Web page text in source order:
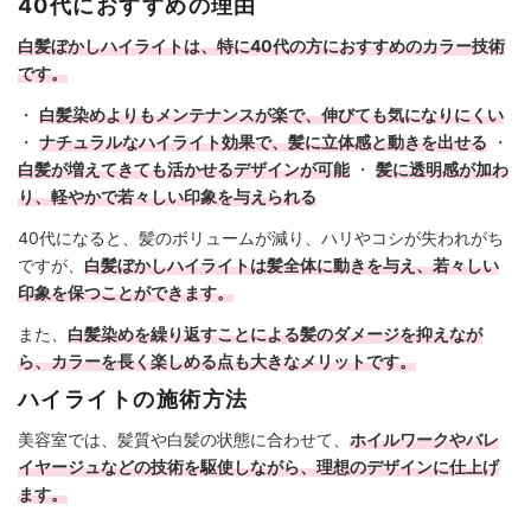
40代におすすめの理由
白髪ぼかしハイライトは、特に40代の方におすすめのカラー技術
です。
・ 白髪染めよりもメンテナンスが楽で、伸びても気になりにくい
・ ナチュラルなハイライト効果で、髪に立体感と動きを出せる ・
白髪が増えてきても活かせるデザインが可能・ 髪に透明感が加わ
り、軽やかで若々しい印象を与えられる
40代になると、髪のボリュームが減り、ハリやコシが失われがち
ですが、 白髪ぼかしハイライトは髪全体に動きを与え、若々しい
印象を保つことができます。
また、 白髪染めを繰り返すことによる髪のダメージを抑えなが
ら、カラーを長く楽しめる点も大きなメリットです。
ハイライトの施術方法
美容室では、髪質や白髪の状態に合わせて、 ホイルワークやバレ
イヤージュなどの技術を駆使しながら、理想のデザインに仕上げ
ます。